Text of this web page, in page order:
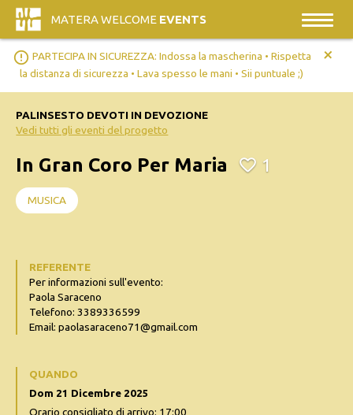
MATERA WELCOME EVENTS
error_outline PARTECIPA IN SICUREZZA: Indossa la mascherina • Rispetta
la distanza di sicurezza • Lava spesso le mani • Sii puntuale ;)
+
PALINSESTO DEVOTI IN DEVOZIONE
Vedi tutti gli eventi del progetto
In Gran Coro Per Maria 1
MUSICA
REFERENTE
Per informazioni sull'evento:
Paola Saraceno
Telefono: 3389336599
Email: paolasaraceno71@gmail.com
QUANDO
Dom 21 Dicembre 2025
Orario consigliato di arrivo: 17:00